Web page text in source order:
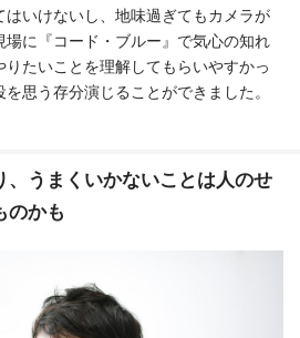
はいけないし、地味過ぎてもカメラが
に『コード・ブルー』で気心の知れ
たいことを理解してもらいやすかっ
思う存分演じることができました。
、うまくいかないことは人のせ
のかも